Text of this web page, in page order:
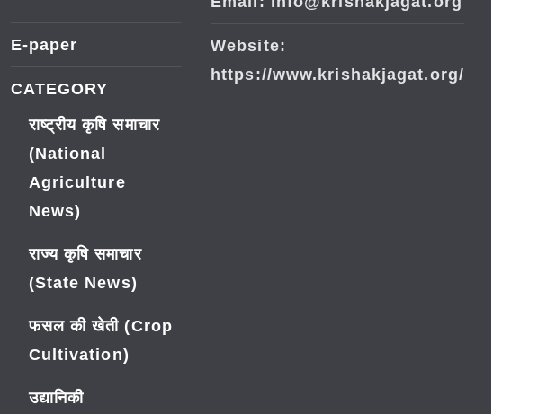
E-paper
CATEGORY
राष्ट्रीय कृषि समाचार
(National
Agriculture
News)
राज्य कृषि समाचार
(State News)
फसल की खेती (Crop
Cultivation)
उद्यानिकी
Website:
https://www.krishakjagat.org/